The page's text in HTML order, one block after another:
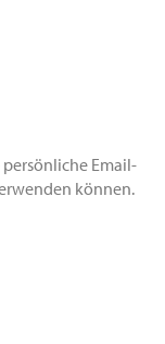
Email-
können.